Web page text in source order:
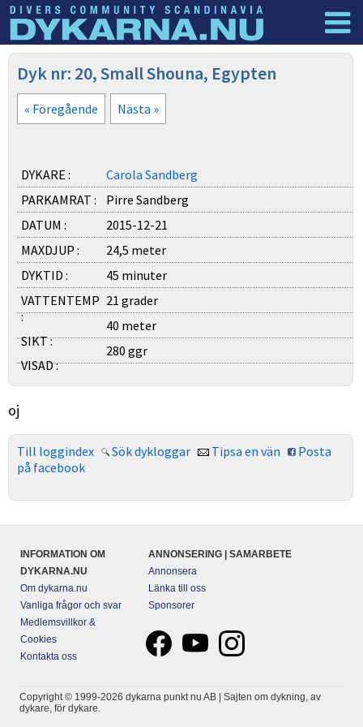
Dyknyheter
Dyk nr: 20, Small Shouna, Egypten
« Föregående Nästa »
DYKARE :
Carola Sandberg
PARKAMRAT :
Pirre Sandberg
DATUM :
2015-12-21
MAXDJUP :
24,5 meter
DYKTID :
45 minuter
VATTENTEMP
:
21 grader
SIKT :
40 meter
VISAD :
280 ggr
oj
Till loggindex Sök dykloggar Tipsa en vän
Posta
på facebook
INFORMATION OM
DYKARNA.NU
Om dykarna.nu
Vanliga frågor och svar
Medlemsvillkor &
Cookies
Kontakta oss
ANNONSERING | SAMARBETE
Annonsera
Länka till oss
Sponsorer
Copyright © 1999-2026 dykarna punkt nu AB | Sajten om dykning, av
dykare, för dykare.